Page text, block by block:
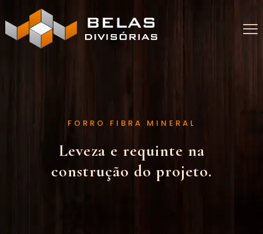
FORRO FIBRA MINERAL
Leveza e requinte na
construção do projeto.